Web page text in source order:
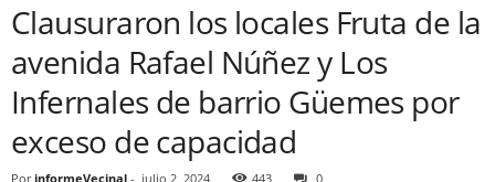
Clausuraron los locales Fruta de la
avenida Rafael Núñez y Los
Infernales de barrio Güemes por
exceso de capacidad
Por informeVecinal - julio 2, 2024 443 0